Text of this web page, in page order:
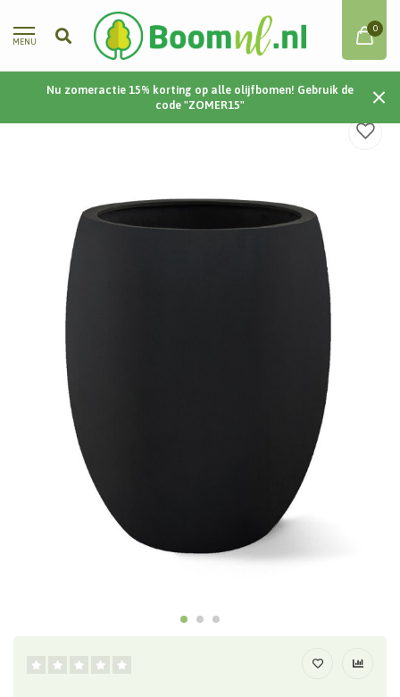
MENU
0
Nu zomeractie 15% korting op alle olijfbomen! Gebruik de
code "ZOMER15"
Home / Argento Tall Balloon 55 55x68 - Black